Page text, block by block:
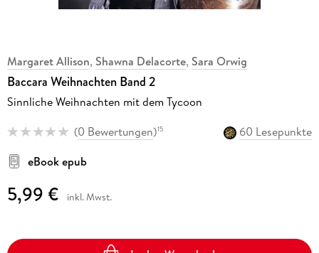
Margaret Allison, Shawna Delacorte, Sara Orwig
Baccara Weihnachten Band 2
Sinnliche Weihnachten mit dem Tycoon
(0 Bewertungen)15
60 Lesepunkte
eBook epub
5,99 € inkl. Mwst.